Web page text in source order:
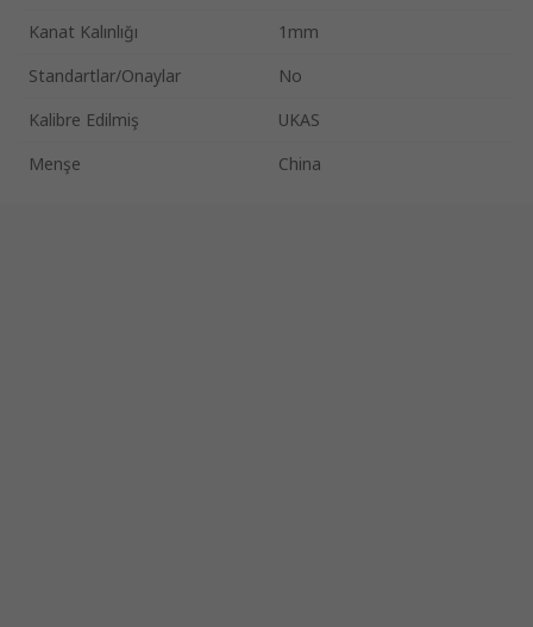
Kanat Kalınlığı
1mm
Standartlar/Onaylar
No
Kalibre Edilmiş
UKAS
Menşe
China